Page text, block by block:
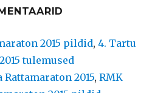
2015 pildid,4. Tartu
tulemused
Rattamaraton 2015,RMK